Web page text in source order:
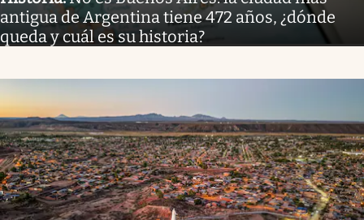
antigua de Argentina tiene 472 años, ¿dónde
queda y cuál es su historia?